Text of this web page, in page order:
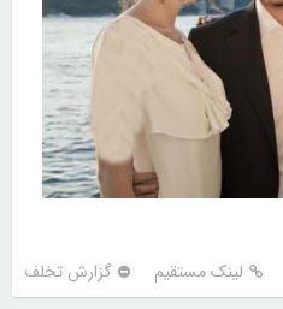
لینک مستقیم گزارش تخلف